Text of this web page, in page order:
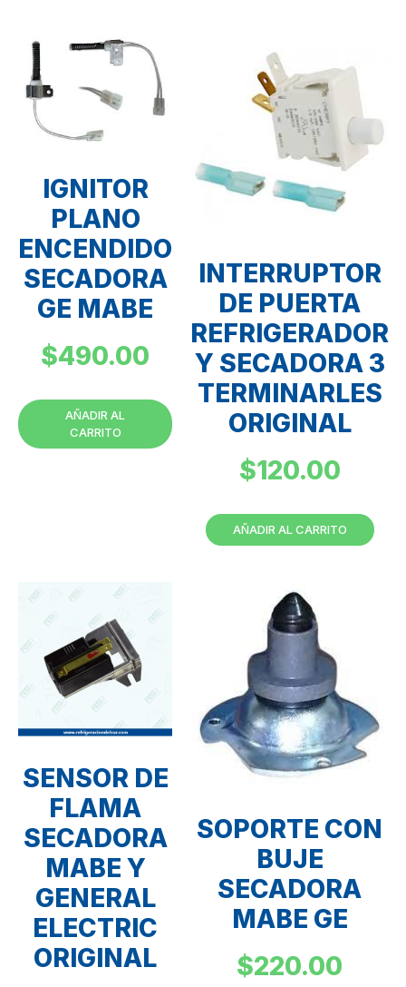
IGNITOR
PLANO
ENCENDIDO
SECADORA
GE MABE
$490.00
AÑADIR AL
CARRITO
INTERRUPTOR
DE PUERTA
REFRIGERADOR
Y SECADORA 3
TERMINARLES
ORIGINAL
$120.00
AÑADIR AL CARRITO
SENSOR DE
FLAMA
SECADORA
MABE Y
GENERAL
ELECTRIC
ORIGINAL
SOPORTE CON
BUJE
SECADORA
MABE GE
$220.00